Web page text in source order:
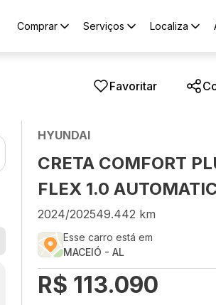
Comprar Serviços Localiza
Favoritar
HYUNDAI
CRETA COMFORT
FLEX 1.0
2024/202549.442 km
Esse carro está em
MACEIÓ - AL
R$ 113.090